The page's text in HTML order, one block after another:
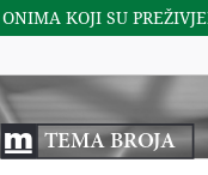
KOJI SU